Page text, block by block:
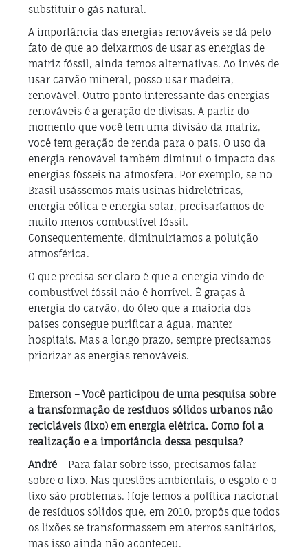
substituir o gás natural.
A importância das energias renováveis se dá pelo
fato de que ao deixarmos de usar as energias de
matriz fóssil, ainda temos alternativas. Ao invés de
usar carvão mineral, posso usar madeira,
renovável. Outro ponto interessante das energias
renováveis é a geração de divisas. A partir do
momento que você tem uma divisão da matriz,
você tem geração de renda para o país. O uso da
energia renovável também diminui o impacto das
energias fósseis na atmosfera. Por exemplo, se no
Brasil usássemos mais usinas hidrelétricas,
energia eólica e energia solar, precisaríamos de
muito menos combustível fóssil.
Consequentemente, diminuiríamos a poluição
atmosférica.
O que precisa ser claro é que a energia vindo de
combustível fóssil não é horrível. É graças à
energia do carvão, do óleo que a maioria dos
países consegue purificar a água, manter
hospitais. Mas a longo prazo, sempre precisamos
priorizar as energias renováveis.
Emerson – Você participou de uma pesquisa sobre
a transformação de resíduos sólidos urbanos não
recicláveis (lixo) em energia elétrica. Como foi a
realização e a importância dessa pesquisa?
André – Para falar sobre isso, precisamos falar
sobre o lixo. Nas questões ambientais, o esgoto e o
lixo são problemas. Hoje temos a política nacional
de resíduos sólidos que, em 2010, propôs que todos
os lixões se transformassem em aterros sanitários,
mas isso ainda não aconteceu.